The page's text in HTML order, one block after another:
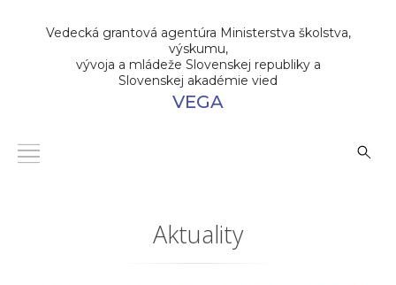
Vedecká grantová agentúra Ministerstva školstva,
výskumu,
vývoja a mládeže Slovenskej republiky a
Slovenskej akadémie vied
VEGA
Aktuality